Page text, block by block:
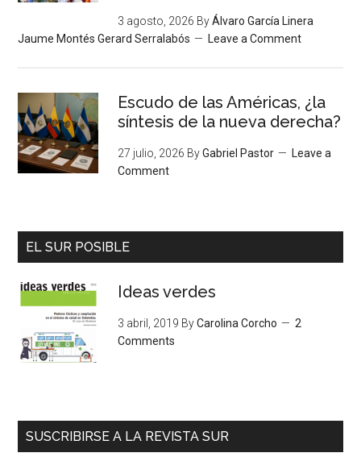
3 agosto, 2026 ByÁlvaro García Linera
Jaume Montés Gerard Serralabós
Leave a Comment
Escudo de las Américas, ¿la
síntesis de la nueva derecha?
27 julio, 2026 ByGabriel Pastor
Leave a
Comment
EL SUR POSIBLE
Ideas verdes
3 abril, 2019 ByCarolina Corcho
2
Comments
SUSCRIBIRSE A LA REVISTA SUR